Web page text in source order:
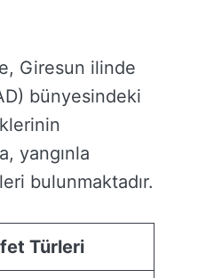
Giresun ilinde
bünyesindeki
yangınla
bulunmaktadır.
Türleri